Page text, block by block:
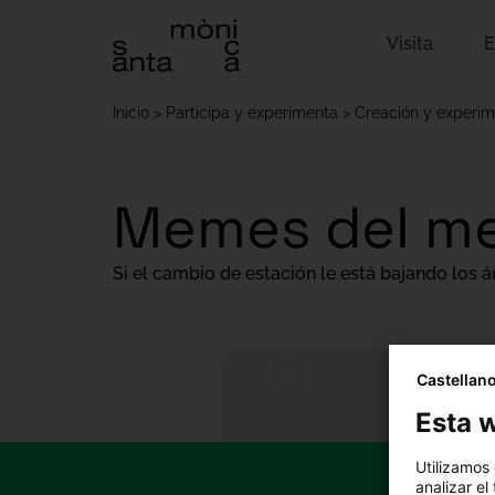
Visita
Inicio Participa y experimenta Creación y
Memes del
Si el cambio de estación le está bajando los
Esta
analizar el